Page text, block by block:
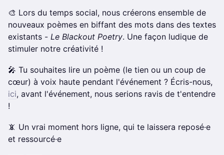
🎨 Lors du temps social, nous créerons ensemble de
nouveaux poèmes en biffant des mots dans des textes
existants - Le Blackout Poetry. Une façon ludique de
stimuler notre créativité !
🎤 Tu souhaites lire un poème (le tien ou un coup de
cœur) à voix haute pendant l'événement ? Écris-nous,
ici, avant l'événement, nous serions ravis de t'entendre
!
📵 Un vrai moment hors ligne, qui te laissera reposé·e
et ressourcé·e